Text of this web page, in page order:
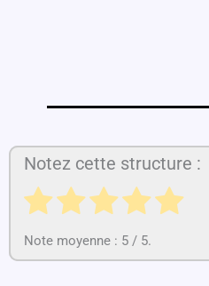
Notez cette structure :
Note moyenne : 5 / 5.